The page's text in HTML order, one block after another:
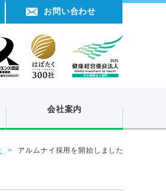
お問い合わせ
会社案内
アルムナイ採用を開始しました